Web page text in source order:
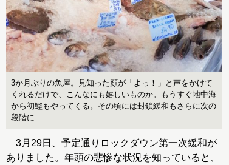
3か月ぶりの魚屋。見知った顔が「よっ！」と声をかけて
くれるだけで、こんなにも嬉しいものか。もうすぐ地中海
から初鰹もやってくる。その頃には封鎖緩和もさらに次の
段階に……
3月29日、予定通りロックダウン第一次緩和が
ありました。年頭の悲惨な状況を知っていると、